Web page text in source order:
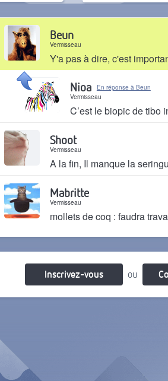
Beun
Vermisseau
Y'a pas à dire, c'est
Il y a 2 mois
Nioa
En réponse à Beun
Vermisseau
C’est le biopic de tibo
Shoot
Vermisseau
A la fin, Il manque la
Mabritte
Vermisseau
mollets de coq : faudra
Inscrivez-vous ou